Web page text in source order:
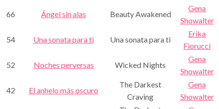
66 Ángel sin alas Beauty Awakened
Gena
Showalter
54 Una sonata para ti Una sonata para ti
Erika
Fiorucci
52 Noches perversas Wicked Nights
Gena
Showalter
42 El anhelo más oscuro
The Darkest
Craving
Gena
Showalter